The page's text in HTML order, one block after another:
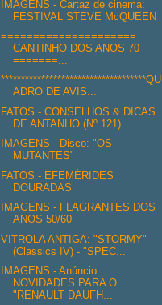
IMAGENS - Cartaz de cinema:
FESTIVAL STEVE McQUEEN
=====================
CANTINHO DOS ANOS 70
=======...
************************************QU
ADRO DE AVIS...
FATOS - CONSELHOS & DICAS
DE ANTANHO (Nº 121)
IMAGENS - Disco: "OS
MUTANTES"
FATOS - EFEMÉRIDES
DOURADAS
IMAGENS - FLAGRANTES DOS
ANOS 50/60
VITROLA ANTIGA: "STORMY"
(Classics IV) - "SPEC...
IMAGENS - Anúncio:
NOVIDADES PARA O
"RENAULT DAUFH...